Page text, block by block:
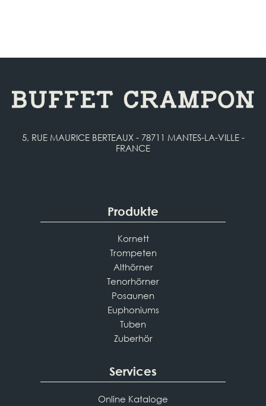
5, RUE MAURICE BERTEAUX - 78711 MANTES-LA-VILLE -
FRANCE
Produkte
Kornett
Trompeten
Althörner
Tenorhörner
Posaunen
Euphoniums
Tuben
Zuberhör
Services
Online Kataloge